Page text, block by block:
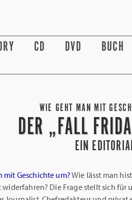
CD DVD BUCH
WIE GEHT MAN MIT
DER „FALL
EIN
mit Geschichte um?Wie lässt man
Die Frage stellt sich für